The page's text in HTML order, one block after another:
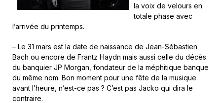
la voix de velours en
totale phase avec
l’arrivée du printemps.
– Le 31 mars est la date de naissance de Jean-Sébastien
Bach ou encore de Frantz Haydn mais aussi celle du décès
du banquier JP Morgan, fondateur de la méphitique banque
du même nom. Bon moment pour une fête de la musique
avant l’heure, n’est-ce pas ? C’est pas Jacko qui dira le
contraire.